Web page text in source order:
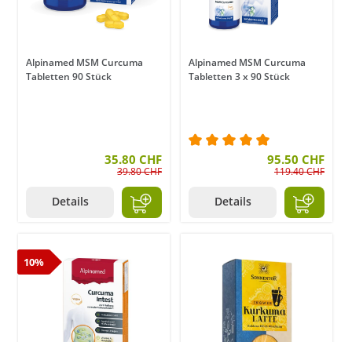
Alpinamed MSM Curcuma
Tabletten 90 Stück
35.80 CHF
39.80 CHF
Details
Alpinamed MSM Curcuma
Tabletten 3 x 90 Stück
Durchschnittliche
95.50 CHF
119.40 CHF
Details
10%